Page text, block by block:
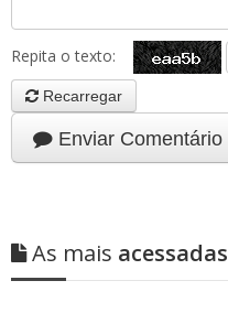
Repita o texto:
Recarregar
Enviar Comentário
As mais acessadas